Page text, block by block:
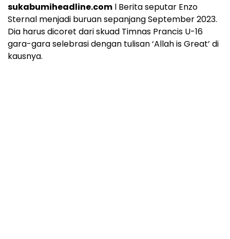
sukabumiheadline.com l Berita seputar Enzo
Sternal menjadi buruan sepanjang September 2023.
Dia harus dicoret dari skuad Timnas Prancis U-16
gara-gara selebrasi dengan tulisan ‘Allah is Great’ di
kausnya.